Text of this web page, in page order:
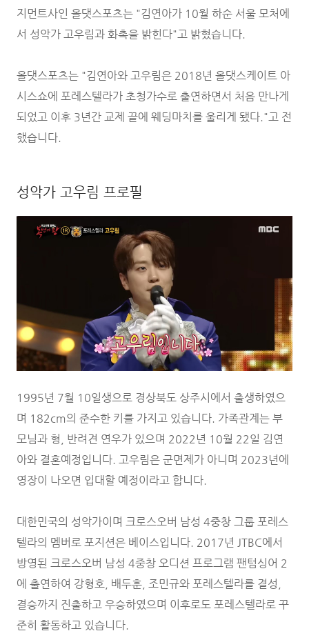
지먼트사인 올댓스포츠는 "김연아가 10월 하순 서울 모처에
서 성악가 고우림과 화촉을 밝힌다"고 밝혔습니다.
올댓스포츠는 "김연아와 고우림은 2018년 올댓스케이트 아
시스쇼에 포레스텔라가 초청가수로 출연하면서 처음 만나게
되었고 이후 3년간 교제 끝에 웨딩마치를 울리게 됐다."고 전
했습니다.
성악가 고우림 프로필
1995년 7월 10일생으로 경상북도 상주시에서 출생하였으
며 182cm의 준수한 키를 가지고 있습니다. 가족관계는 부
모님과 형, 반려견 연우가 있으며 2022년 10월 22일 김연
아와 결혼예정입니다. 고우림은 군면제가 아니며 2023년에
영장이 나오면 입대할 예정이라고 합니다.
대한민국의 성악가이며 크로스오버 남성 4중창 그룹 포레스
텔라의 멤버로 포지션은 베이스입니다. 2017년 JTBC에서
방영된 크로스오버 남성 4중창 오디션 프로그램 팬텀싱어 2
에 출연하여 강형호, 배두훈, 조민규와 포레스텔라를 결성,
결승까지 진출하고 우승하였으며 이후로도 포레스텔라로 꾸
준히 활동하고 있습니다.